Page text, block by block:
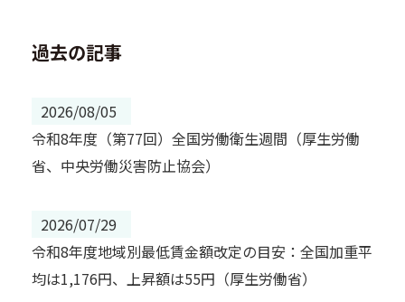
過去の記事
2026/08/05
令和8年度（第77回）全国労働衛生週間（厚生労働
省、中央労働災害防止協会）
2026/07/29
令和8年度地域別最低賃金額改定の目安：全国加重平
均は1,176円、上昇額は55円（厚生労働省）